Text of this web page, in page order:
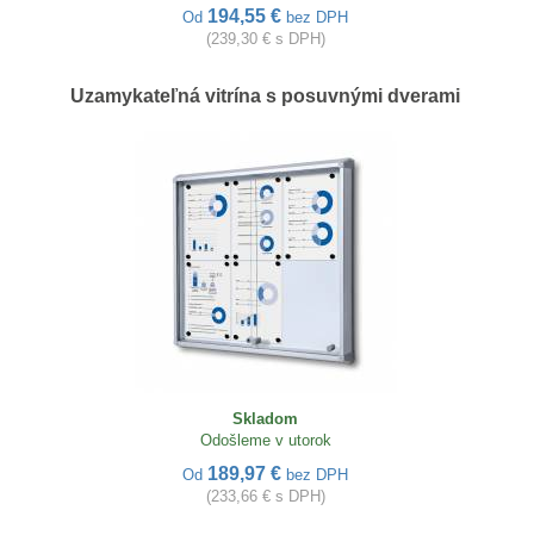
Od 194,55 € bez DPH
(239,30 € s DPH)
Uzamykateľná vitrína s posuvnými dverami
Skladom
Odošleme v utorok
Od 189,97 € bez DPH
(233,66 € s DPH)